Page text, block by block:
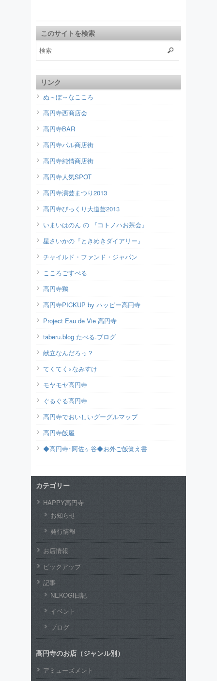
このサイトを検索
リンク
ぬ～ぼ～なこころ
高円寺西商店会
高円寺BAR
高円寺パル商店街
高円寺純情商店街
高円寺人気SPOT
高円寺演芸まつり2013
高円寺びっくり大道芸2013
いまいはのん の 『コトノハお茶会』
星さいかの『ときめきダイアリー』
チャイルド・ファンド・ジャパン
こころごすぺる
高円寺鶏
高円寺PICKUP by ハッピー高円寺
Project Eau de Vie 高円寺
taberu.blog たべる.ブログ
献立なんだろっ？
てくてく×なみすけ
モヤモヤ高円寺
ぐるぐる高円寺
高円寺でおいしいグーグルマップ
高円寺飯屋
◆高円寺･阿佐ヶ谷◆お外ご飯覚え書
カテゴリー
HAPPY高円寺
お知らせ
発行情報
お店情報
ピックアップ
記事
NEKOGi日記
イベント
ブログ
高円寺のお店（ジャンル別）
アミューズメント